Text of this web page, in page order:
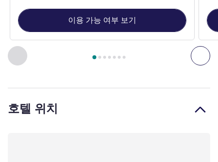
이전 - 객실 다
7 페이지 , 객실 1 : Fairmont King NS , 객실 2 : Fairmont
이용 가능 여부 보기
호텔 위치